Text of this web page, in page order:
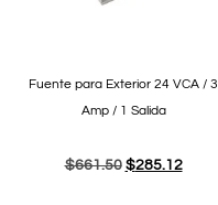
Fuente para Exterior 24 VCA / 3
Amp / 1 Salida
$661.50 $285.12